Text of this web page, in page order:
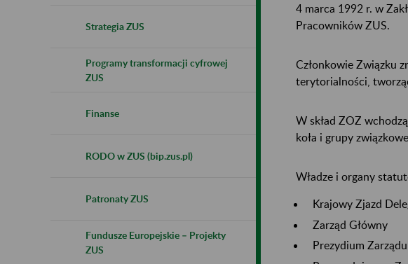
Strategia ZUS
Programy transformacji cyfrowej
ZUS
Finanse
RODO w ZUS (bip.zus.pl)
Patronaty ZUS
Fundusze Europejskie – Projekty
ZUS
4 marca 1992 r. w
Pracowników ZUS.
Członkowie Związku
terytorialności,
W skład ZOZ
koła i grupy
Władze i organy
Krajowy Zjazd
Zarząd Główny
Prezydium